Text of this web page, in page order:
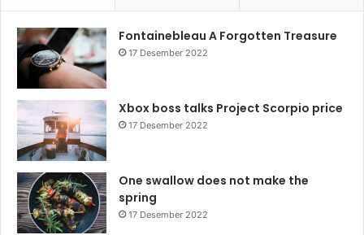
Fontainebleau A Forgotten Treasure
17 Desember 2022
Xbox boss talks Project Scorpio price
17 Desember 2022
One swallow does not make the
spring
17 Desember 2022